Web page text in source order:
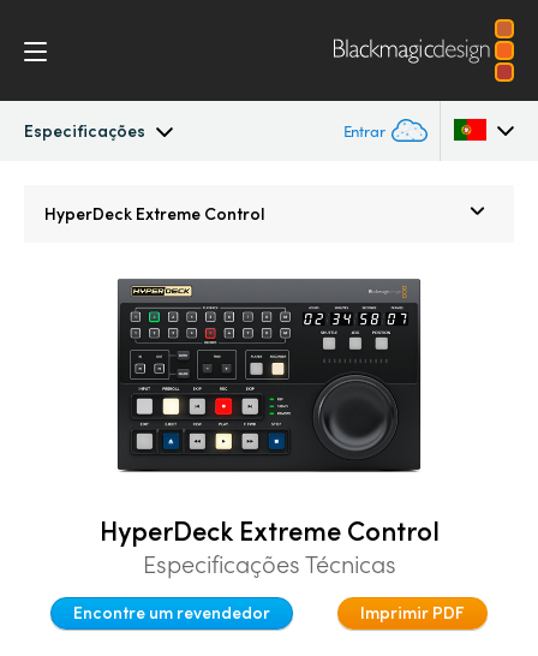
Especificações Entrar
Especificações
Austria
Brazil
Canada
China
France
HyperDeck Extreme Control
HyperDeck Extreme Control
Especificações Técnicas
Encontre um revendedor Imprimir PDF